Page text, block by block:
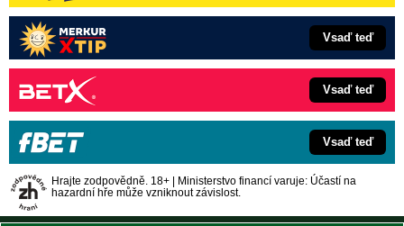
Vsaď teď
Vsaď teď
Vsaď teď
Hrajte zodpovědně. 18+ | Ministerstvo financí varuje: Účastí na
hazardní hře může vzniknout závislost.